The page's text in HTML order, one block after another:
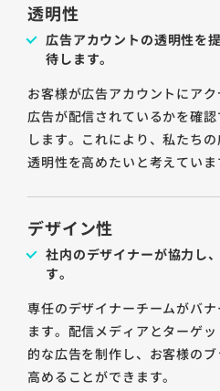
透明性
広告アカウントの透明性を
待します。
お客様が広告アカウントにア
広告が配信されているかを確
します。これにより、私たち
透明性を高めたいと考えていま
デザイン性
社内のデザイナーが協力し
す。
専任のデザイナーチームがバ
ます。配信メディアとターゲ
的な広告を制作し、お客様の
高めることができます。